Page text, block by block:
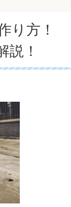
り方！
説！